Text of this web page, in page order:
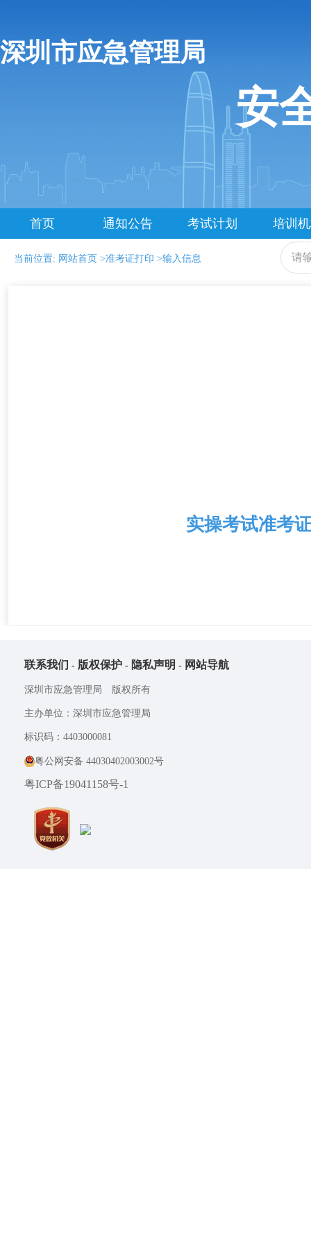
深圳市应急管理局
安
首页 通知公告 考试计划 培训
当前位置: 网站首页 >准考证打印 >输入信息
实操考试准考
请以考试通知短信内容为准，
注 : 1.请使用IE8.0及以上版本的浏览器；
联系我们 - 版权保护 - 隐私声明 - 网站导航
深圳市应急管理局 版权所有
主办单位：深圳市应急管理局
标识码：4403000081
粤公网安备 44030402003002号
粤ICP备19041158号-1